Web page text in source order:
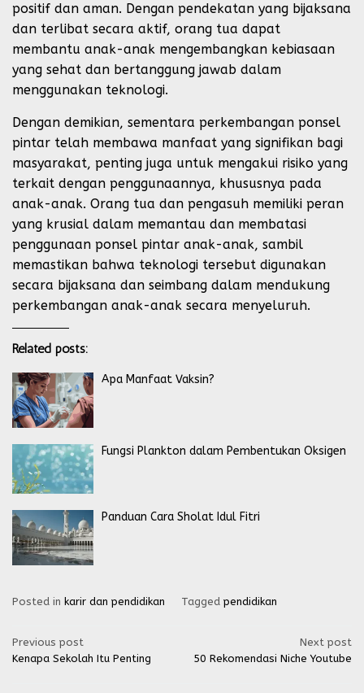
positif dan aman. Dengan pendekatan yang bijaksana
dan terlibat secara aktif, orang tua dapat
membantu anak-anak mengembangkan kebiasaan
yang sehat dan bertanggung jawab dalam
menggunakan teknologi.
Dengan demikian, sementara perkembangan ponsel
pintar telah membawa manfaat yang signifikan bagi
masyarakat, penting juga untuk mengakui risiko yang
terkait dengan penggunaannya, khususnya pada
anak-anak. Orang tua dan pengasuh memiliki peran
yang krusial dalam memantau dan membatasi
penggunaan ponsel pintar anak-anak, sambil
memastikan bahwa teknologi tersebut digunakan
secara bijaksana dan seimbang dalam mendukung
perkembangan anak-anak secara menyeluruh.
Related posts:
Apa Manfaat Vaksin?
Fungsi Plankton dalam Pembentukan Oksigen
Panduan Cara Sholat Idul Fitri
Posted in karir dan pendidikan Tagged pendidikan
Post
navigation
Previous post
Kenapa Sekolah Itu Penting
Next post
50 Rekomendasi Niche Youtube